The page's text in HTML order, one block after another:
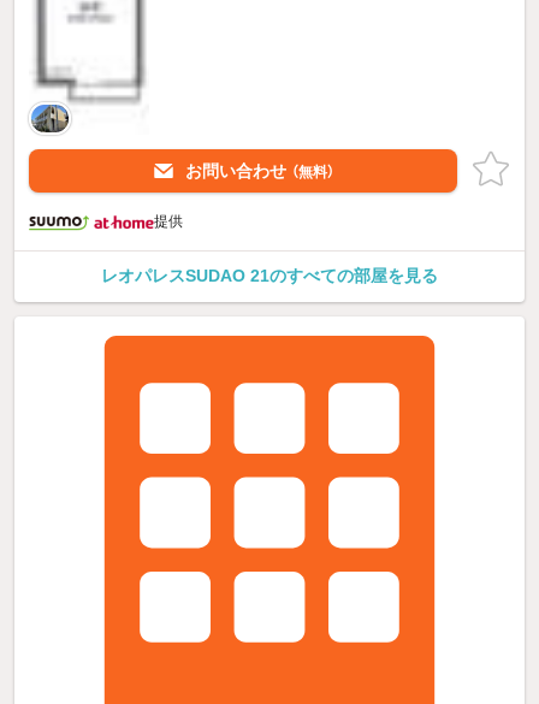
お問い合わせ （無料）
提供
レオパレスSUDAO 21のすべての部屋を見る